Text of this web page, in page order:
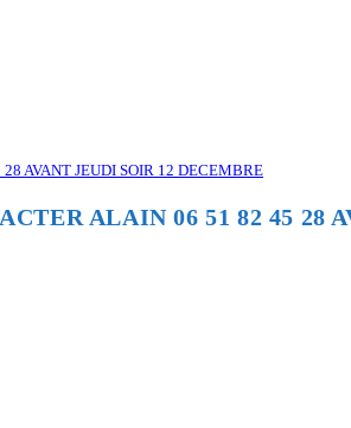
AVANT JEUDI SOIR 12 DECEMBRE
ALAIN 06 51 82 45 28